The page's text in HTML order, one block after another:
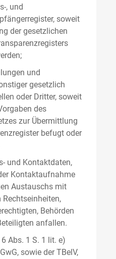
, und
soweit
der gesetzlichen
und
gesetzlich
oder Dritter, soweit
des
zur Übermittlung
befugt oder
und Kontaktdaten,
Kontaktaufnahme
Austauschs mit
Behörden
anfallen.
Abs. 1 S. 1 lit. e)
sowie der TBelV,